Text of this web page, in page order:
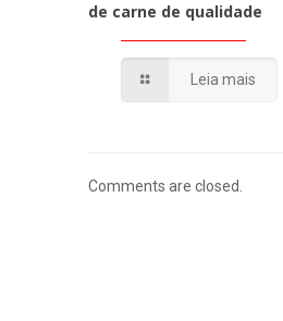
de carne de qualidade
Leia mais
Comments are closed.